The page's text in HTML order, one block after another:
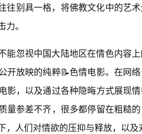
往别具一格，将佛教文化中的艺
。
能忽视中国大陆地区在情色内容
开放映的纯粹📝色情电影。在网
影，以及通过各种隐晦方式展现
量参差不齐，很多都停留在粗糙
，人们对情欲的压抑与释放，以及